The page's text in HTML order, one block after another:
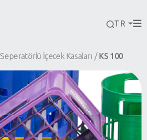
TR
Seperatörlü İçecek Kasaları KS 100